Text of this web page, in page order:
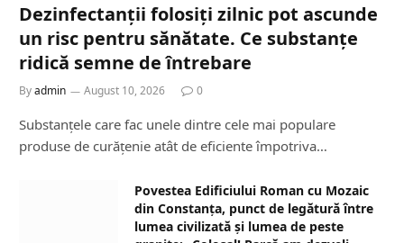
Dezinfectanții folosiți zilnic pot ascunde
un risc pentru sănătate. Ce substanțe
ridică semne de întrebare
Byadmin August 10, 2026 0
Substanțele care fac unele dintre cele mai populare
produse de curățenie atât de eficiente împotriva…
Povestea Edificiului Roman cu Mozaic
din Constanța, punct de legătură între
lumea civilizată și lumea de peste